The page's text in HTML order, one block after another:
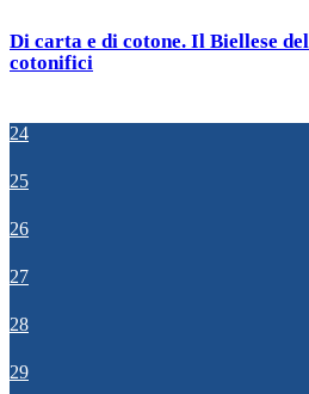
Di carta e di cotone. Il Biellese
cotonifici
24
25
26
27
28
29